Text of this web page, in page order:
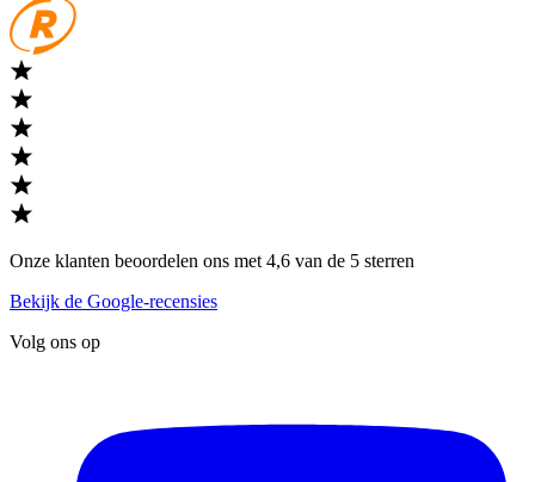
Onze klanten beoordelen ons met 4,6 van de 5 sterren
Bekijk de Google-recensies
Volg ons op